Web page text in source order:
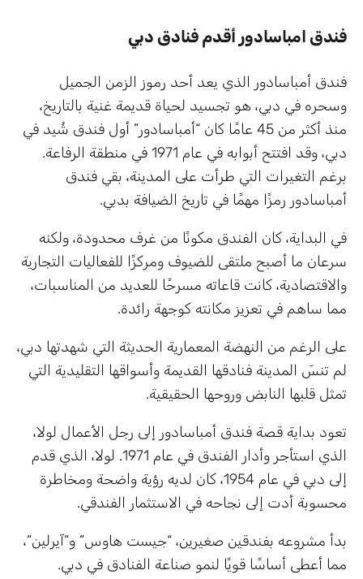
فندق امباسادور أقدم فنادق دبي
فندق أمباسادور الذي يعد أحد رموز الزمن الجميل
وسحره في دبي، هو تجسيد لحياة قديمة غنية بالتاريخ،
منذ أكثر من 45 عامًا كان “أمباسادور” أول فندق شُيد في
دبي، وقد افتتح أبوابه في عام 1971 في منطقة الرفاعة.
برغم التغيرات التي طرأت على المدينة، بقي فندق
أمباسادور رمزًا مهمًا في تاريخ الضيافة بدبي.
في البداية، كان الفندق مكونًا من غرف محدودة، ولكنه
سرعان ما أصبح ملتقى للضيوف ومركزًا للفعاليات التجارية
والاقتصادية، كانت قاعاته مسرحًا للعديد من المناسبات،
مما ساهم في تعزيز مكانته كوجهة رائدة.
على الرغم من النهضة المعمارية الحديثة التي شهدتها دبي،
لم تنسَ المدينة فنادقها القديمة وأسواقها التقليدية التي
تمثل قلبها النابض وروحها الحقيقية.
تعود بداية قصة فندق أمباسادور إلى رجل الأعمال لولا،
الذي استأجر وأدار الفندق في عام 1971. لولا، الذي قدم
إلى دبي في عام 1954، كان لديه رؤية واضحة ومخاطرة
محسوبة أدت إلى نجاحه في الاستثمار الفندقي.
بدأ مشروعه بفندقين صغيرين، “جيست هاوس” و”آيرلين”،
مما أعطى أساسًا قويًا لنمو صناعة الفنادق في دبي.